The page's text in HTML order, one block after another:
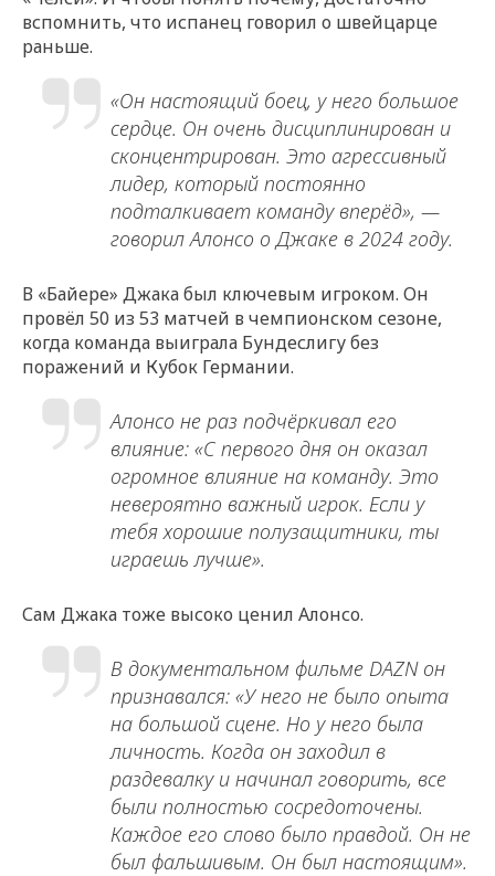
вспомнить, что испанец говорил о швейцарце
раньше.
«Он настоящий боец, у него большое
сердце. Он очень дисциплинирован и
сконцентрирован. Это агрессивный
лидер, который постоянно
подталкивает команду вперёд», —
говорил Алонсо о Джаке в 2024 году.
В «Байере» Джака был ключевым игроком. Он
провёл 50 из 53 матчей в чемпионском сезоне,
когда команда выиграла Бундеслигу без
поражений и Кубок Германии.
Алонсо не раз подчёркивал его
влияние: «С первого дня он оказал
огромное влияние на команду. Это
невероятно важный игрок. Если у
тебя хорошие полузащитники, ты
играешь лучше».
Сам Джака тоже высоко ценил Алонсо.
В документальном фильме DAZN он
признавался: «У него не было опыта
на большой сцене. Но у него была
личность. Когда он заходил в
раздевалку и начинал говорить, все
были полностью сосредоточены.
Каждое его слово было правдой. Он не
был фальшивым. Он был настоящим».